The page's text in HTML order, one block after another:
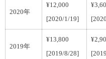
2020年
¥12,000
[2020/1/19]
2019年
¥13,800
[2019/8/28]